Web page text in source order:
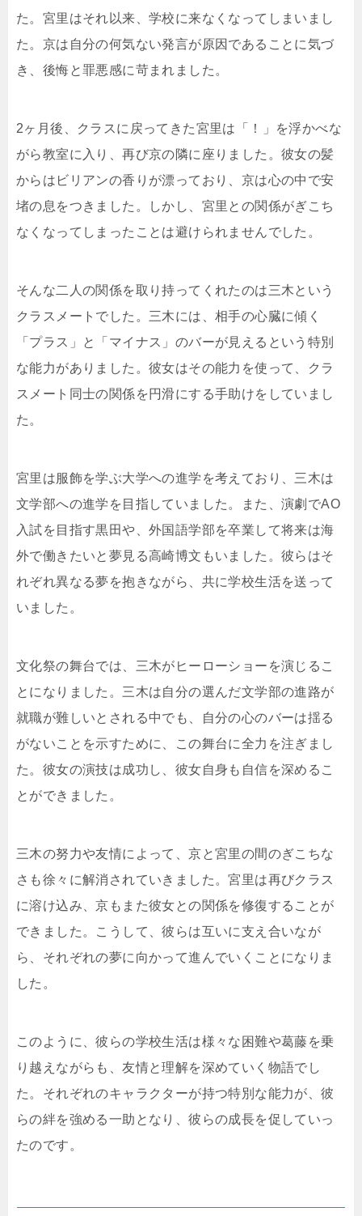
た。宮里はそれ以来、学校に来なくなってしまいまし
た。京は自分の何気ない発言が原因であることに気づ
き、後悔と罪悪感に苛まれました。
2ヶ月後、クラスに戻ってきた宮里は「！」を浮かべな
がら教室に入り、再び京の隣に座りました。彼女の髪
からはビリアンの香りが漂っており、京は心の中で安
堵の息をつきました。しかし、宮里との関係がぎこち
なくなってしまったことは避けられませんでした。
そんな二人の関係を取り持ってくれたのは三木という
クラスメートでした。三木には、相手の心臓に傾く
「プラス」と「マイナス」のバーが見えるという特別
な能力がありました。彼女はその能力を使って、クラ
スメート同士の関係を円滑にする手助けをしていまし
た。
宮里は服飾を学ぶ大学への進学を考えており、三木は
文学部への進学を目指していました。また、演劇でAO
入試を目指す黒田や、外国語学部を卒業して将来は海
外で働きたいと夢見る高崎博文もいました。彼らはそ
れぞれ異なる夢を抱きながら、共に学校生活を送って
いました。
文化祭の舞台では、三木がヒーローショーを演じるこ
とになりました。三木は自分の選んだ文学部の進路が
就職が難しいとされる中でも、自分の心のバーは揺る
がないことを示すために、この舞台に全力を注ぎまし
た。彼女の演技は成功し、彼女自身も自信を深めるこ
とができました。
三木の努力や友情によって、京と宮里の間のぎこちな
さも徐々に解消されていきました。宮里は再びクラス
に溶け込み、京もまた彼女との関係を修復することが
できました。こうして、彼らは互いに支え合いなが
ら、それぞれの夢に向かって進んでいくことになりま
した。
このように、彼らの学校生活は様々な困難や葛藤を乗
り越えながらも、友情と理解を深めていく物語でし
た。それぞれのキャラクターが持つ特別な能力が、彼
らの絆を強める一助となり、彼らの成長を促していっ
たのです。